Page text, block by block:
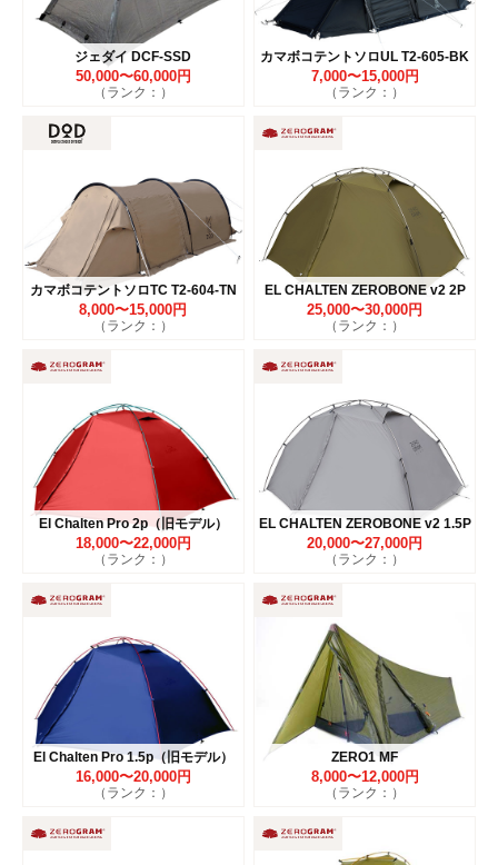
ジェダイ DCF-SSD
50,000〜60,000円
（ランク：）
カマボコテントソロUL T2-605-BK
7,000〜15,000円
（ランク：）
カマボコテントソロTC T2-604-TN
8,000〜15,000円
（ランク：）
EL CHALTEN ZEROBONE v2 2P
25,000〜30,000円
（ランク：）
El Chalten Pro 2p（旧モデル）
18,000〜22,000円
（ランク：）
EL CHALTEN ZEROBONE v2 1.5P
20,000〜27,000円
（ランク：）
El Chalten Pro 1.5p（旧モデル）
16,000〜20,000円
（ランク：）
ZERO1 MF
8,000〜12,000円
（ランク：）